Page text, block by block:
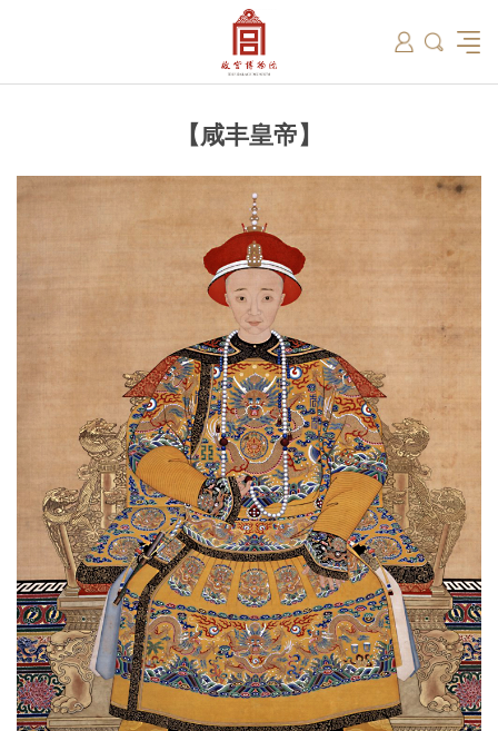
国际博协培训中心
故宫志愿者
数字多宝阁 数字文物库
故宫博物院院刊
【咸丰皇帝】